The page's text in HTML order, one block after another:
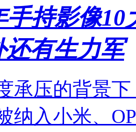
手持影像
还有生力军
承压的背景
纳入小米、